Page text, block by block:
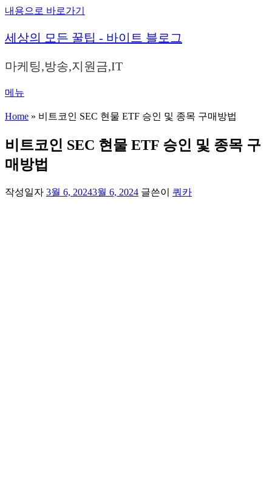
내용으로 바로가기
세상의 모든 꿀팁 - 바이트 블로그
마케팅,방송,지원금,IT
메뉴
Home » 비트코인 SEC 현물 ETF 승인 및 종목 구매방법
비트코인 SEC 현물 ETF 승인 및 종목 구
매방법
작성일자 3월 6, 20243월 6, 2024 글쓴이 쿼카